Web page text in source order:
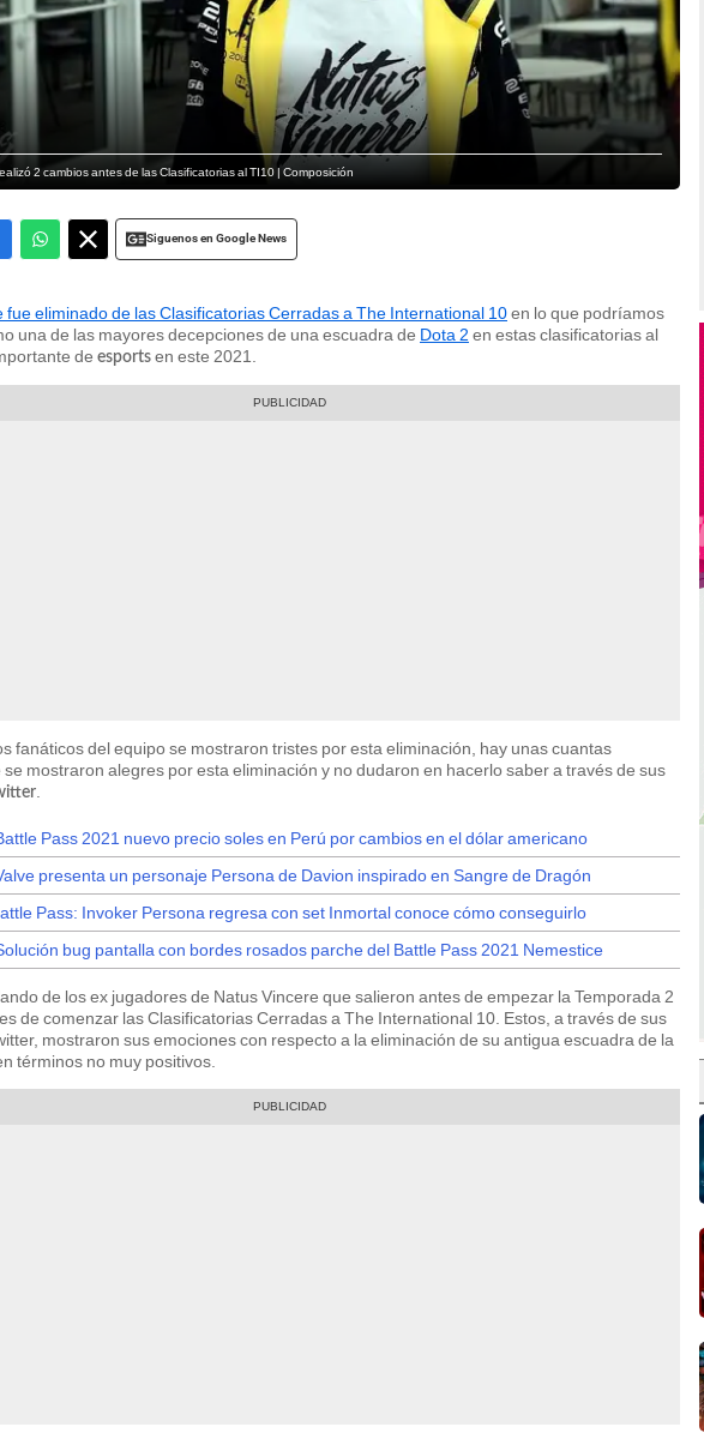
2 cambios antes de las Clasificatorias al TI10 | Composición
Siguenos en Google News
fue eliminado de las Clasificatorias Cerradas a The International 10en lo que podríamos
una de las mayores decepciones de una escuadra de Dota 2 en estas clasificatorias al
de esports en este 2021.
fanáticos del equipo se mostraron tristes por esta eliminación, hay unas cuantas
se mostraron alegres por esta eliminación y no dudaron en hacerlo saber a través de sus
Pass 2021 nuevo precio soles en Perú por cambios en el dólar americano
presenta un personaje Persona de Davion inspirado en Sangre de Dragón
Pass: Invoker Persona regresa con set Inmortal conoce cómo conseguirlo
bug pantalla con bordes rosados parche del Battle Pass 2021 Nemestice
de los ex jugadores de Natus Vincere que salieron antes de empezar la Temporada 2
de comenzar las Clasificatorias Cerradas a The International 10. Estos, a través de sus
mostraron sus emociones con respecto a la eliminación de su antigua escuadra de la
términos no muy positivos.